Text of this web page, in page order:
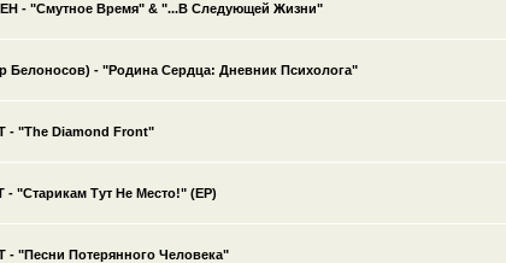
- "Смутное Время" & "...В Следующей Жизни"
Белоносов) - "Родина Сердца: Дневник Психолога"
"The Diamond Front"
Тут Не Место!" (EP)
Потерянного Человека"